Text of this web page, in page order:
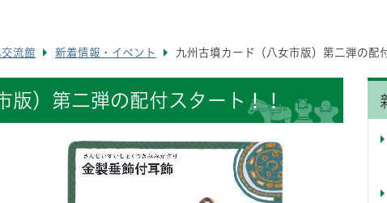
流館 新着情報・イベント 九州古墳カード（八女市版）第二弾の配
版）第二弾の配付スタート！！